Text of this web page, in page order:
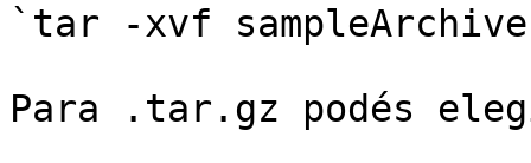
`tar -xvf
Para .tar.gz podés